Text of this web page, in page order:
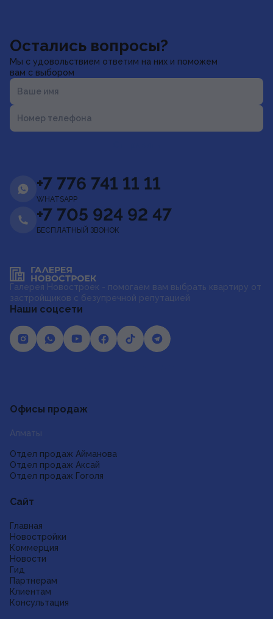
Остались вопросы?
Мы с удовольствием ответим на них и поможем
вам с выбором
Ваше имя
Номер телефона
+7 776 741 11 11
WHATSAPP
+7 705 924 92 47
БЕСПЛАТНЫЙ ЗВОНОК
Галерея Новостроек - помогаем вам выбрать квартиру от
застройщиков с безупречной репутацией
Наши соцсети
Офисы продаж
Алматы
Отдел продаж Айманова
Отдел продаж Аксай
Отдел продаж Гоголя
Сайт
Главная
Новостройки
Коммерция
Новости
Гид
Партнерам
Клиентам
Консультация